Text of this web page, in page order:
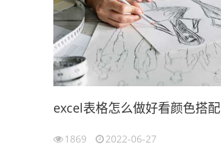
excel表格怎么做好看颜色搭配
1869 2022-06-27